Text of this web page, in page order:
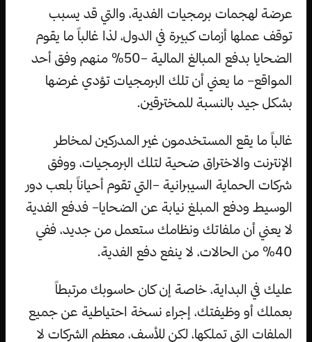
عرضة لهجمات برمجيات الفدية، والتي قد يسبب
توقف عملها أزمات كبيرة في الدول، لذا غالباً ما يقوم
الضحايا بدفع المبالغ المالية –50% منهم وفق أحد
المواقع– ما يعني أن تلك البرمجيات تؤدي غرضها
بشكل جيد بالنسبة للمخترقين.
غالباً ما يقع المستخدمون غير المدركين لمخاطر
الإنترنت والاختراق ضحية لتلك البرمجيات، ووفق
شركات الحماية السيبرانية –التي تقوم أحياناً بلعب دور
الوسيط ودفع المبلغ نيابة عن الضحايا– فدفع الفدية
لا يعني أن ملفاتك ونظامك ستعمل من جديد، ففي
40% من الحالات، لا ينفع دفع الفدية.
عليك في البداية، خاصة إن كان حاسوبك مرتبطاً
بعملك أو وظيفتك، إجراء نسخة احتياطية عن جميع
الملفات التي تملكها، لكن للأسف، معظم الشركات لا